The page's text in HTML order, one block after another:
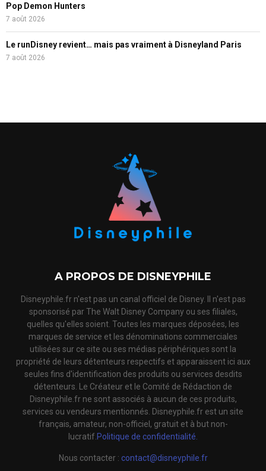
Pop Demon Hunters
7 août 2026
Le runDisney revient… mais pas vraiment à Disneyland Paris
7 août 2026
A PROPOS DE DISNEYPHILE
Disneyphile.fr n'est pas un canal officiel de Disney. Il n'est pas
sponsorisé par The Walt Disney Company ou ses filiales,
quelles qu'elles soient. Toutes les marques déposées, les
marques de service et les dénominations commerciales
utilisées sur ce site ou ses médias périphériques sont la
propriété de leurs détenteurs respectifs et apparaissent ici aux
seules fins d'identification des produits ou services desdits
détenteurs. Le Créateur et le Comité de Rédaction de
Disneyphile.fr ne sont associés à aucun de ces produits,
services ou vendeurs mentionnés. Disneyphile.fr est un site
français, amateur, non-officiel, gratuit et à but non-
lucratif. Politique de confidentialité.
Nous contacter : contact@disneyphile.fr